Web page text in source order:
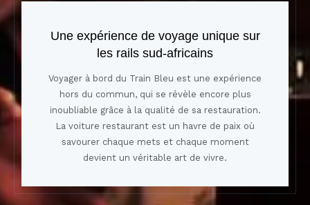
Une expérience de voyage unique sur
les rails sud-africains
Voyager à bord du Train Bleu est une expérience
hors du commun, qui se révèle encore plus
inoubliable grâce à la qualité de sa restauration.
La voiture restaurant est un havre de paix où
savourer chaque mets et chaque moment
devient un véritable art de vivre.